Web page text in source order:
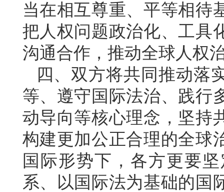
当在相互尊重、平等相待
把人权问题政治化、工具
沟通合作，推动全球人权
四、双方将共同推动落
等、遵守国际法治、践行
动导向等核心理念，坚持
构建更加公正合理的全球
国际形势下，各方更要
系、以国际法为基础的国